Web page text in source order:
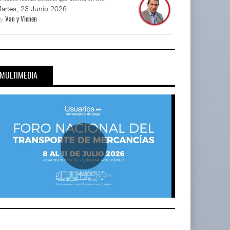
23 Junio 2026
Van y Vienen
MULTIMEDIA